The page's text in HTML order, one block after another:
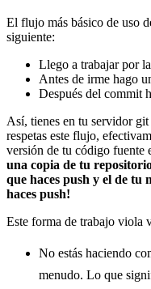
El flujo más básico de uso
siguiente:
Llego a trabajar por
Antes de irme hago
Después del commit
Así, tienes en tu servidor
respetas este flujo,
versión de tu código fuente
una copia de tu
que haces push y el de tu
haces push!
Este forma de trabajo viola
No estás haciendo
menudo. Lo que